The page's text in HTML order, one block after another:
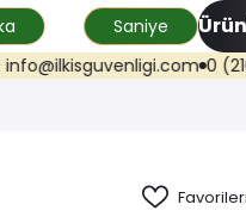
Saniye
0 (216)